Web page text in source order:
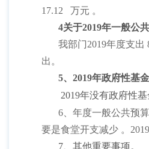
17.12 万元 。
4关于2019年一般公
我部门2019年度支出
出。
5、2019年政府性基
2019年没有政府性
6、 年度一般公共预
要是食堂开支减少 。
7、其他重要事项。